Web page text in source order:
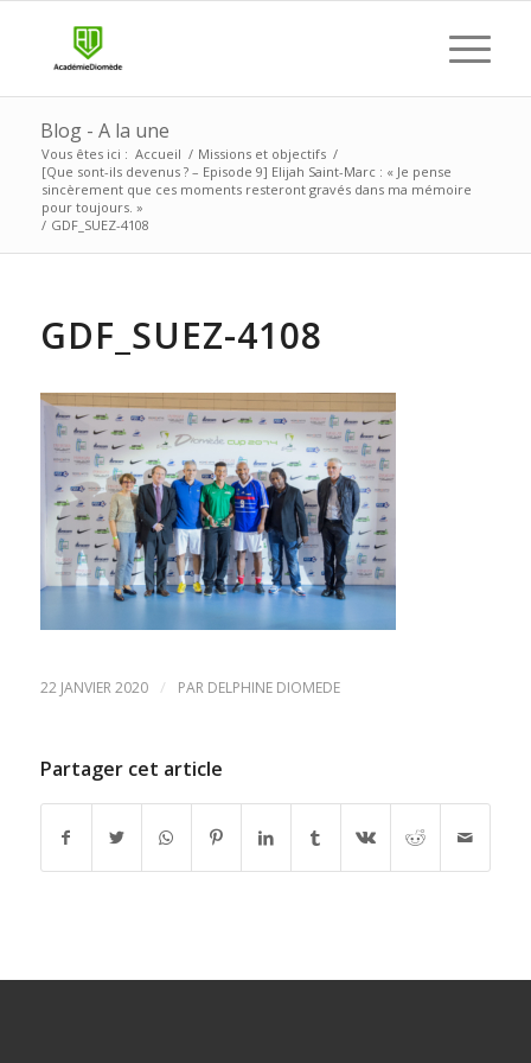
Blog - A la une
Vous êtes ici : Accueil / Missions et objectifs /
[Que sont-ils devenus ? – Episode 9] Elijah Saint-Marc : « Je pense
sincèrement que ces moments resteront gravés dans ma mémoire
pour toujours. »
/ GDF_SUEZ-4108
GDF_SUEZ-4108
22 JANVIER 2020 / PAR DELPHINE DIOMEDE
Partager cet article